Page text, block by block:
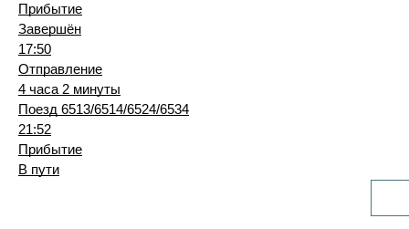
Прибытие
Завершён
17:50
Отправление
4 часа 2 минуты
Поезд 6513/6514/6524/6534
21:52
Прибытие
В пути